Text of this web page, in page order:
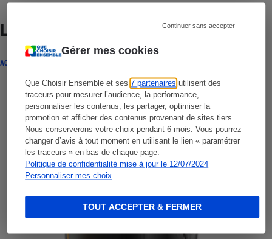
Gérer mes cookies
Que Choisir Ensemble et ses7 partenaires utilisent des
traceurs pour mesurer l’audience, la performance,
personnaliser les contenus, les partager, optimiser la
promotion et afficher des contenus provenant de sites tiers.
Nous conserverons votre choix pendant 6 mois. Vous pourrez
changer d’avis à tout moment en utilisant le lien « paramétrer
les traceurs » en bas de chaque page.
Politique de confidentialité mise à jour le 12/07/2024
Personnaliser mes choix
Continuer sans accepter
TOUT ACCEPTER & FERMER
Lire aussi
ACTUALITÉ